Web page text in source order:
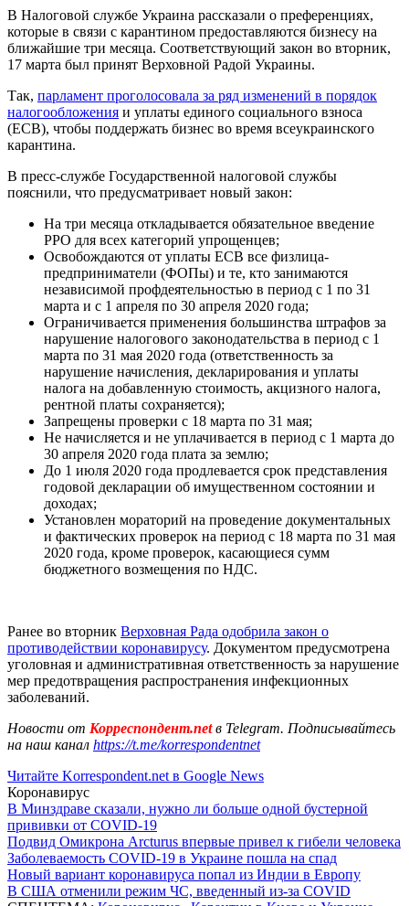
В Налоговой службе Украина рассказали о преференциях,
которые в связи с карантином предоставляются бизнесу на
ближайшие три месяца. Соответствующий закон во вторник,
17 марта был принят Верховной Радой Украины.
Так, парламент проголосовала за ряд изменений в порядок
налогообложения и уплаты единого социального взноса
(ЕСВ), чтобы поддержать бизнес во время всеукраинского
карантина.
В пресс-службе Государственной налоговой службы
пояснили, что предусматривает новый закон:
На три месяца откладывается обязательное введение
РРО для всех категорий упрощенцев;
Освобождаются от уплаты ЕСВ все физлица-
предприниматели (ФОПы) и те, кто занимаются
независимой профдеятельностью в период с 1 по 31
марта и с 1 апреля по 30 апреля 2020 года;
Ограничивается применения большинства штрафов за
нарушение налогового законодательства в период с 1
марта по 31 мая 2020 года (ответственность за
нарушение начисления, декларирования и уплаты
налога на добавленную стоимость, акцизного налога,
рентной платы сохраняется);
Запрещены проверки с 18 марта по 31 мая;
Не начисляется и не уплачивается в период с 1 марта до
30 апреля 2020 года плата за землю;
До 1 июля 2020 года продлевается срок представления
годовой декларации об имущественном состоянии и
доходах;
Установлен мораторий на проведение документальных
и фактических проверок на период с 18 марта по 31 мая
2020 года, кроме проверок, касающиеся сумм
бюджетного возмещения по НДС.
Ранее во вторник Верховная Рада одобрила закон о
противодействии коронавирусу. Документом предусмотрена
уголовная и административная ответственность за нарушение
мер предотвращения распространения инфекционных
заболеваний.
Новости от Корреспондент.netв Telegram. Подписывайтесь
на наш канал https://t.me/korrespondentnet
Читайте Korrespondent.net в Google News
Коронавирус
В Минздраве сказали, нужно ли больше одной бустерной
прививки от COVID-19
Подвид Омикрона Arcturus впервые привел к гибели человека
Заболеваемость COVID-19 в Украине пошла на спад
Новый вариант коронавируса попал из Индии в Европу
В США отменили режим ЧС, введенный из-за COVID